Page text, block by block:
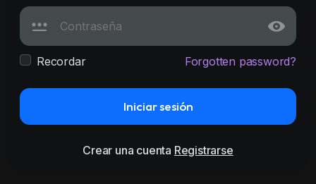
Recordar Forgotten password?
Iniciar sesión
Crear una cuenta Registrarse